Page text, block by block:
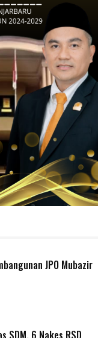
JPO Mubazir
SDM, 6 Nakes RSD